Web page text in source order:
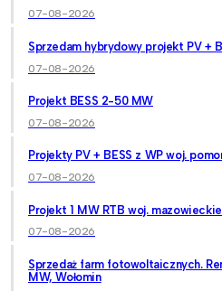
07-08-2026
Sprzedam hybrydowy projekt PV +
07-08-2026
Projekt BESS 2-50 MW
07-08-2026
Projekty PV + BESS z WP woj.
07-08-2026
Projekt 1 MW RTB woj.
07-08-2026
Sprzedaż farm fotowoltaicznych.
MW, Wołomin